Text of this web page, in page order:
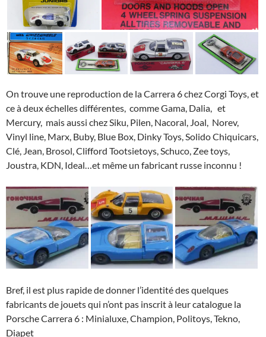
On trouve une reproduction de la Carrera 6 chez Corgi Toys, et
ce à deux échelles différentes, comme Gama, Dalia, et
Mercury, mais aussi chez Siku, Pilen, Nacoral, Joal, Norev,
Vinyl line, Marx, Buby, Blue Box, Dinky Toys, Solido Chiquicars,
Clé, Jean, Brosol, Clifford Tootsietoys, Schuco, Zee toys,
Joustra, KDN, Ideal…et même un fabricant russe inconnu !
Bref, il est plus rapide de donner l’identité des quelques
fabricants de jouets qui n’ont pas inscrit à leur catalogue la
Porsche Carrera 6 : Minialuxe, Champion, Politoys, Tekno,
Diapet